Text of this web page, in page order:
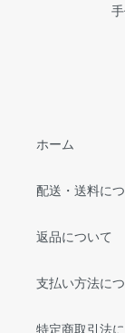
ホーム
配送・送料に
返品について
支払い方法に
特定商取引法